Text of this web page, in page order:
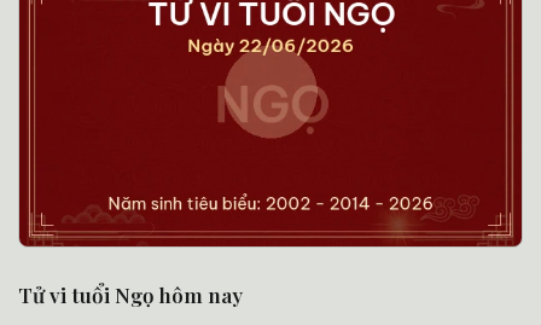
Tử vi tuổi Ngọ hôm nay